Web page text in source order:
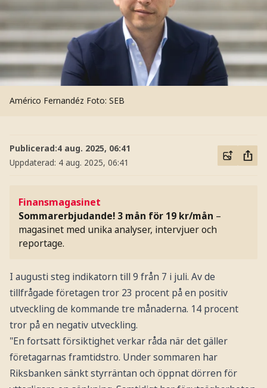
Américo Fernandéz Foto: SEB
Publicerad:4 aug. 2025, 06:41
Uppdaterad: 4 aug. 2025, 06:41
Finansmagasinet
Sommarerbjudande! 3 mån för 19 kr/mån –
magasinet med unika analyser, intervjuer och
reportage.
I augusti steg indikatorn till 9 från 7 i juli. Av de
tillfrågade företagen tror 23 procent på en positiv
utveckling de kommande tre månaderna. 14 procent
tror på en negativ utveckling.
"En fortsatt försiktighet verkar råda när det gäller
företagarnas framtidstro. Under sommaren har
Riksbanken sänkt styrräntan och öppnat dörren för